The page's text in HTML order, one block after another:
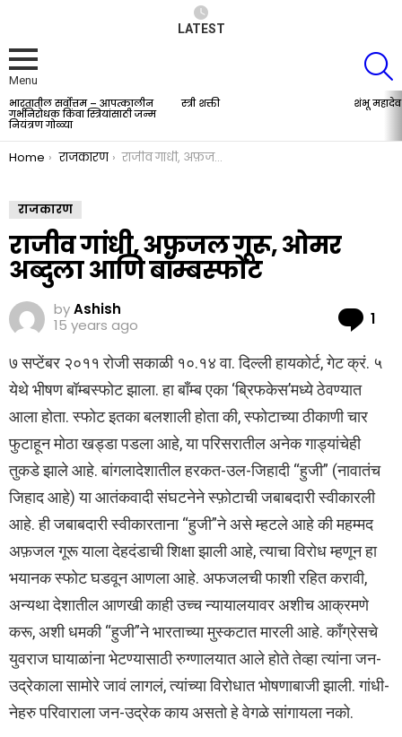
LATEST
Menu
LATEST
STORIES
भारतातील सर्वोत्तम – आपत्कालीन
गर्भनिरोधक किंवा स्त्रियांसाठी जन्म
नियंत्रण गोळ्या
स्त्री शक्ती शंभू महादेव
You are here:
Home राजकारण राजीव गांधी, अफ़जल गूरू, ओमर अब्दुला आणि बॉम्बस्फोट
राजकारण
राजीव गांधी, अफ़जल गूरू, ओमर
अब्दुला आणि बॉम्बस्फोट
byAshish
15 years ago
1
७ सप्टेंबर २०११ रोजी सकाळी १०.१४ वा. दिल्ली हायकोर्ट, गेट क्रं. ५
येथे भीषण बॉम्बस्फोट झाला. हा बाँम्ब एका ‘ब्रिफकेस’मध्ये ठेवण्यात
आला होता. स्फोट इतका बलशाली होता की, स्फोटाच्या ठीकाणी चार
फुटाहून मोठा खड्डा पडला आहे, या परिसरातील अनेक गाड्यांचेही
तुकडे झाले आहे. बांगलादेशातील हरकत-उल-जिहादी “हुजी” (नावातंच
जिहाद आहे) या आतंकवादी संघटनेने स्फ़ोटाची जबाबदारी स्वीकारली
आहे. ही जबाबदारी स्वीकारताना “हुजी”ने असे म्हटले आहे की महम्मद
अफ़जल गूरू याला देहदंडाची शिक्षा झाली आहे, त्याचा विरोध म्हणून हा
भयानक स्फोट घडवून आणला आहे. अफजलची फाशी रहित करावी,
अन्यथा देशातील आणखी काही उच्च न्यायालयावर अशीच आक्रमणे
करू, अशी धमकी “हुजी”ने भारताच्या मुस्कटात मारली आहे. काँग्रेसचे
युवराज घायाळांना भेटण्यासाठी रुग्णालयात आले होते तेव्हा त्यांना जन-
उद्रेकाला सामोरे जावं लागलं, त्यांच्या विरोधात भोषणाबाजी झाली. गांधी-
नेहरु परिवाराला जन-उद्रेक काय असतो हे वेगळे सांगायला नको.